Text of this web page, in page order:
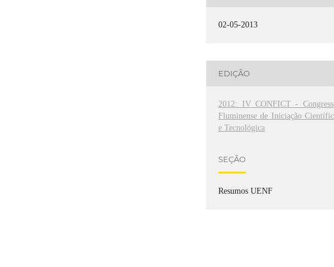
02-05-2013
EDIÇÃO
2012: IV CONFICT -
Fluminense de Iniciação
e Tecnológica
SEÇÃO
Resumos UENF